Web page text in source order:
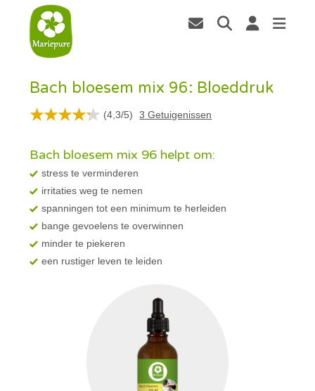
Bach bloesem mix 96: Bloeddruk
(4,3/5) 3 Getuigenissen
Bach bloesem mix 96 helpt om:
stress te verminderen
irritaties weg te nemen
spanningen tot een minimum te herleiden
bange gevoelens te overwinnen
minder te piekeren
een rustiger leven te leiden